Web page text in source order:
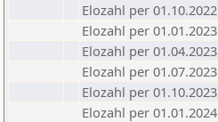
Elozahl per 01.10.2022
Elozahl per 01.01.2023
Elozahl per 01.04.2023
Elozahl per 01.07.2023
Elozahl per 01.10.2023
Elozahl per 01.01.2024